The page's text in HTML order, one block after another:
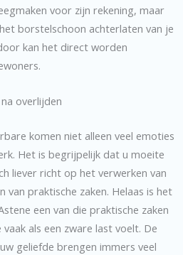
voor zijn rekening, maar
borstelschoon achterlaten van je
kan het direct worden
overlijden
komen niet alleen veel emoties
Het is begrijpelijk dat u moeite
liever richt op het verwerken van
van praktische zaken. Helaas is het
een van die praktische zaken
als een zware last voelt. De
geliefde brengen immers veel